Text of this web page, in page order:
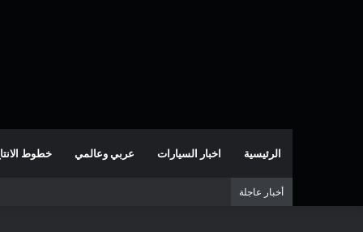
الرئيسية اخبار السيارات عربي وعالمي خطوط
أخبار عاجلة